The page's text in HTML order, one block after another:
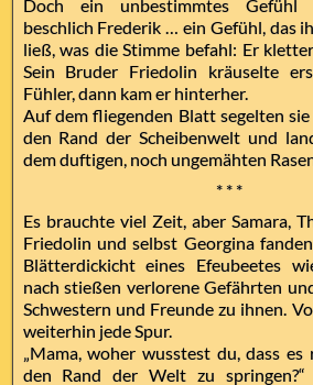
Doch ein unbestimmtes Gefühl
beschlich Frederik … ein Gefühl, das
ließ, was die Stimme befahl: Er
Sein Bruder Friedolin kräuselte
Fühler, dann kam er hinterher.
Auf dem fliegenden Blatt segelten
den Rand der Scheibenwelt und
dem duftigen, noch ungemähten
* * *
Es brauchte viel Zeit, aber Samara,
Friedolin und selbst Georgina
Blätterdickicht eines Efeubeetes
nach stießen verlorene Gefährten
Schwestern und Freunde zu ihnen.
weiterhin jede Spur.
„Mama, woher wusstest du, dass
den Rand der Welt zu